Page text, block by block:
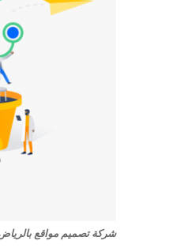
شركة تصميم مواقع